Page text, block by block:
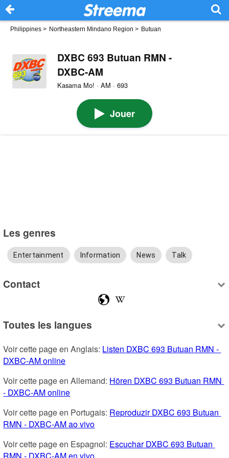
Philippines > Northeastern Mindano Region > Butuan
DXBC 693 Butuan RMN -
DXBC-AM
Kasama Mo! · AM · 693
Jouer
Les genres
Entertainment Information News Talk
Contact
Toutes les langues
Voir cette page en Anglais: Listen DXBC 693 Butuan RMN -
DXBC-AM online
Voir cette page en Allemand: Hören DXBC 693 Butuan RMN
- DXBC-AM online
Voir cette page en Portugais: Reproduzir DXBC 693 Butuan
RMN - DXBC-AM ao vivo
Voir cette page en Espagnol: Escuchar DXBC 693 Butuan
RMN - DXBC-AM en vivo